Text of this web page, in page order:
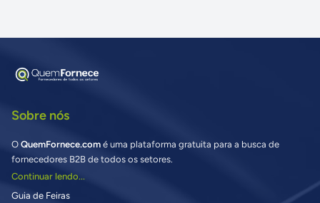
Sobre nós
O QuemFornece.com é uma plataforma gratuita para a busca de
fornecedores B2B de todos os setores.
Continuar lendo...
Guia de Feiras